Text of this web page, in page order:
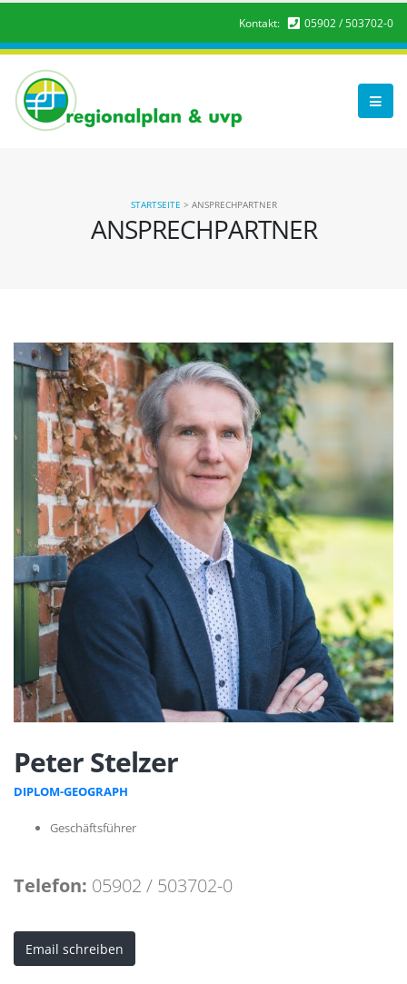
Kontakt: 05902 / 503702-0
ANSPRECHPARTNER
STARTSEITE > ANSPRECHPARTNER
Peter Stelzer
DIPLOM-GEOGRAPH
Geschäftsführer
Telefon: 05902 / 503702-0
Email schreiben